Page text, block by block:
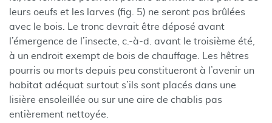
leurs oeufs et les larves (fig. 5) ne seront pas brûlées
avec le bois. Le tronc devrait être déposé avant
l’émergence de l’insecte, c.-à-d. avant le troisième été,
à un endroit exempt de bois de chauffage. Les hêtres
pourris ou morts depuis peu constitueront à l’avenir un
habitat adéquat surtout s’ils sont placés dans une
lisière ensoleillée ou sur une aire de chablis pas
entièrement nettoyée.